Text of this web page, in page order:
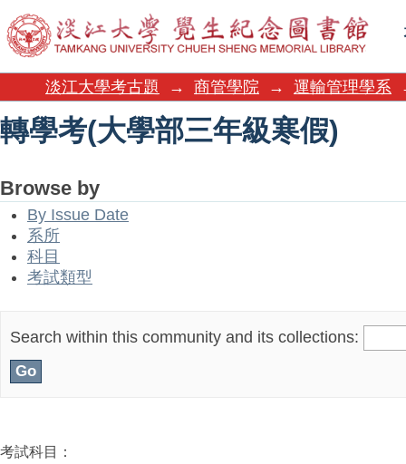
轉學考(大學部三年級寒假)
淡江大學考古題 → 商管學院 → 運輸管理學系
轉學考(大學部三年級寒假)
Browse by
By Issue Date
系所
科目
考試類型
Search within this community and its collections:
考試科目：